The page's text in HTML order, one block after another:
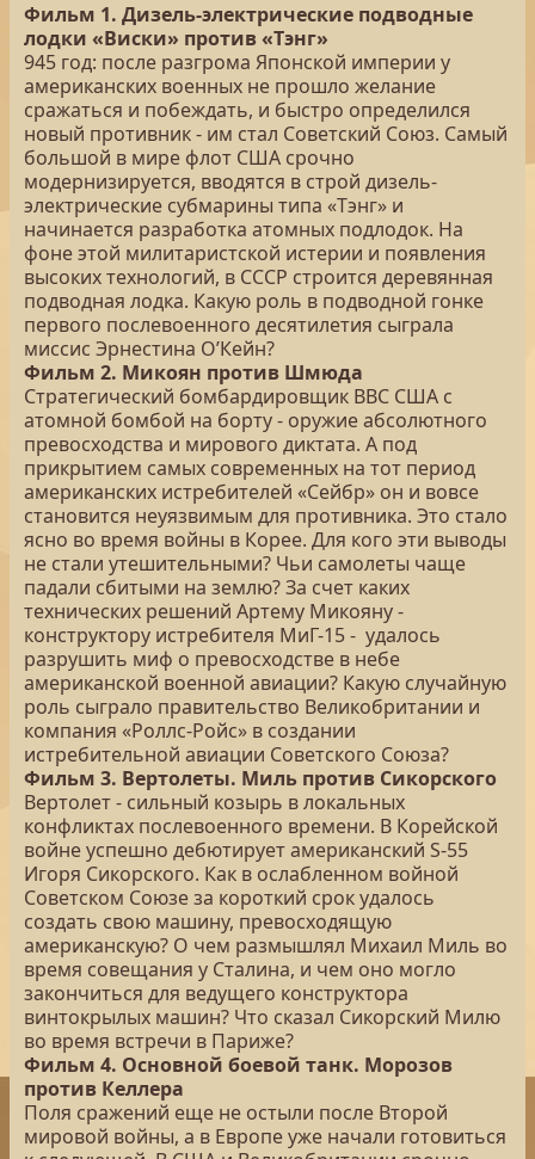
Фильм 1. Дизель-электрические подводные
лодки «Виски» против «Тэнг»
945 год: после разгрома Японской империи у
американских военных не прошло желание
сражаться и побеждать, и быстро определился
новый противник - им стал Советский Союз. Самый
большой в мире флот США срочно
модернизируется, вводятся в строй дизель-
электрические субмарины типа «Тэнг» и
начинается разработка атомных подлодок. На
фоне этой милитаристской истерии и появления
высоких технологий, в СССР строится деревянная
подводная лодка. Какую роль в подводной гонке
первого послевоенного десятилетия сыграла
миссис Эрнестина О’Кейн?
Фильм 2. Микоян против Шмюда
Стратегический бомбардировщик ВВС США с
атомной бомбой на борту - оружие абсолютного
превосходства и мирового диктата. А под
прикрытием самых современных на тот период
американских истребителей «Сейбр» он и вовсе
становится неуязвимым для противника. Это стало
ясно во время войны в Корее. Для кого эти выводы
не стали утешительными? Чьи самолеты чаще
падали сбитыми на землю? За счет каких
технических решений Артему Микояну -
конструктору истребителя МиГ-15 - удалось
разрушить миф о превосходстве в небе
американской военной авиации? Какую случайную
роль сыграло правительство Великобритании и
компания «Роллс-Ройс» в создании
истребительной авиации Советского Союза?
Фильм 3. Вертолеты. Миль против Сикорского
Вертолет - сильный козырь в локальных
конфликтах послевоенного времени. В Корейской
войне успешно дебютирует американский S-55
Игоря Сикорского. Как в ослабленном войной
Советском Союзе за короткий срок удалось
создать свою машину, превосходящую
американскую? О чем размышлял Михаил Миль во
время совещания у Сталина, и чем оно могло
закончиться для ведущего конструктора
винтокрылых машин? Что сказал Сикорский Милю
во время встречи в Париже?
Фильм 4. Основной боевой танк. Морозов
против Келлера
Поля сражений еще не остыли после Второй
мировой войны, а в Европе уже начали готовиться